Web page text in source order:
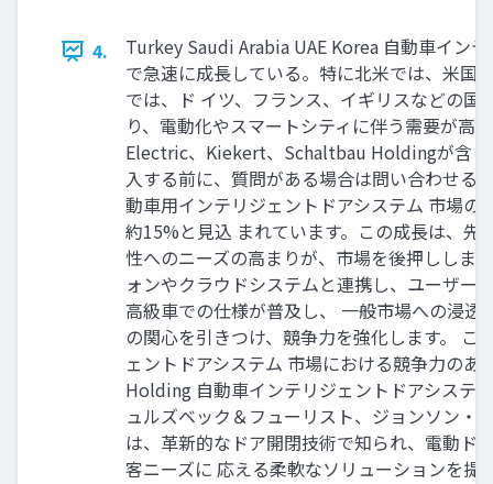
4.
Turkey Saudi Arabia UAE Korea 自動車イン
で急速に成長している。特に北米では、米国
では、ド イツ、フランス、イギリスなどの
り、電動化やスマートシティに伴う需要が
Electric、Kiekert、Schaltbau Holdingが含ま
入する前に、質問がある場合は問い合わせ
動車用インテリジェントドアシステム 市場の
約15%と見込 まれています。この成長は、先
性へのニーズの高まりが、市場を後押ししま
ォンやクラウドシステムと連携し、ユーザー
高級車での仕様が普及し、 一般市場への浸
の関心を引きつけ、競争力を強化します。
ェントドアシステム 市場における競争力の
Holding 自動車インテリジェントドアシステ
ュルズベック＆フューリスト、ジョンソン・
は、革新的なドア開閉技術で知られ、電動ド
客ニーズに 応える柔軟なソリューションを提